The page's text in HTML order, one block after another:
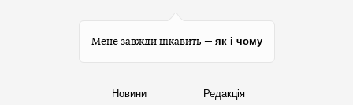
Мене завжди цікавить — як і чому
Новини
Редакція